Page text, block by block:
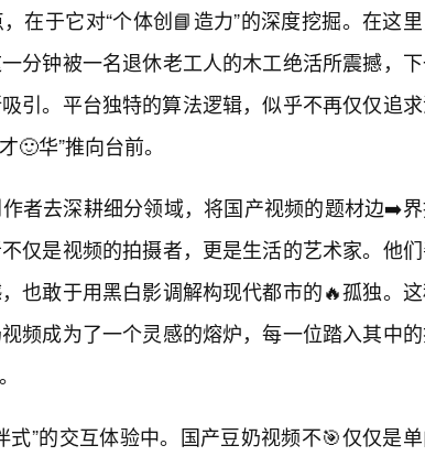
在于它对“个体创📘造力”的深度挖掘。在这里
分钟被一名退休老工人的木工绝活所震撼，
引。平台独特的算法逻辑，似乎不再仅仅追
🙂华”推向台前。
者去深耕细分领域，将国产视频的题材边➡️
仅是视频的拍摄者，更是生活的艺术家。他
也敢于用黑白影调解构现代都市的🔥孤独。
频成为了一个灵感的熔炉，每一位踏入其中
式”的交互体验中。国产豆奶视频不🎯仅仅是